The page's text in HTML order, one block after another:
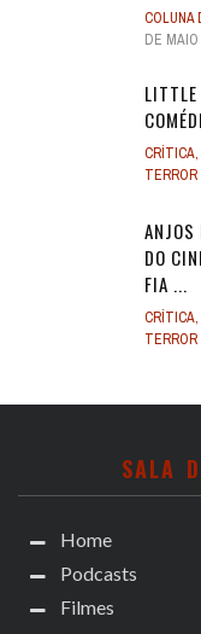
COLUNA
DE
CRÍTICA,
TERROR
ANJOS
DO
FIA ...
CRÍTICA,
TERROR
SALA
Home
Podcasts
Filmes